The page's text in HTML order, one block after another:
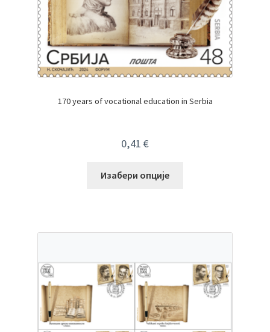
170 years of vocational education in Serbia
0,41 €
Изабери опције